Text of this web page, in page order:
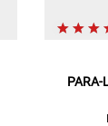
PARA-